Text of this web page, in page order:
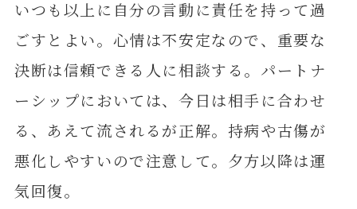
いつも以上に自分の言動に責任を持って過
ごすとよい。心情は不安定なので、重要な
決断は信頼できる人に相談する。パートナ
ーシップにおいては、今日は相手に合わせ
る、あえて流されるが正解。持病や古傷が
悪化しやすいので注意して。夕方以降は運
気回復。